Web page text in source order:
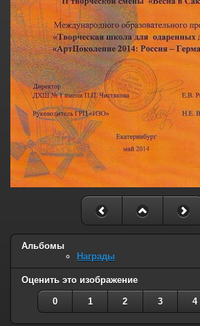
Альбомы
Награды
Оценить это изображение
0 1 2 3 4